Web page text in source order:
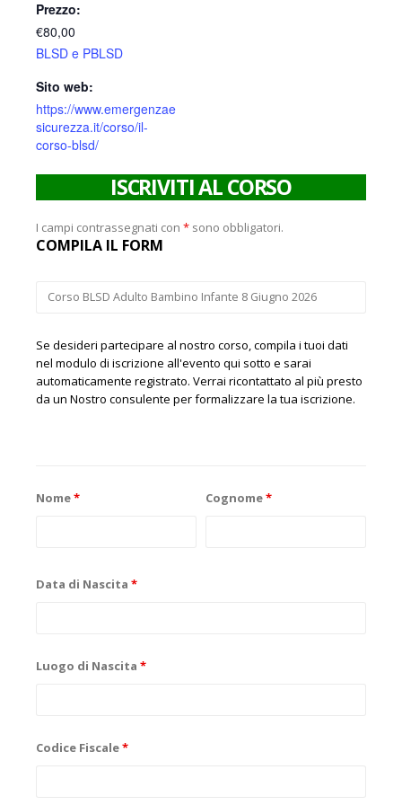
Prezzo:
€80,00
BLSD e PBLSD
Sito web:
https://www.emergenzae
sicurezza.it/corso/il-
corso-blsd/
ISCRIVITI AL CORSO
I campi contrassegnati con * sono obbligatori.
COMPILA IL FORM
Se desideri partecipare al nostro corso, compila i tuoi dati
nel modulo di iscrizione all'evento qui sotto e sarai
automaticamente registrato. Verrai ricontattato al più presto
da un Nostro consulente per formalizzare la tua iscrizione.
Nome* Cognome*
Data di Nascita *
Luogo di Nascita *
Codice Fiscale*